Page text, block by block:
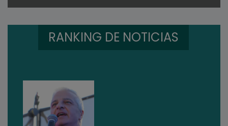
RANKING DE NOTICIAS